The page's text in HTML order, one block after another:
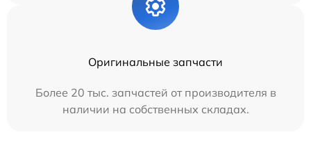
Оригинальные запчасти
Более 20 тыс. запчастей от производителя в
наличии на собственных складах.